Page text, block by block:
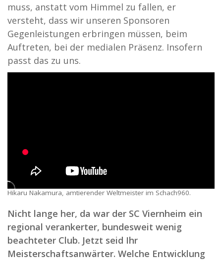
muss, anstatt vom Himmel zu fallen, er
versteht, dass wir unseren Sponsoren
Gegenleistungen erbringen müssen, beim
Auftreten, bei der medialen Präsenz. Insofern
passt das zu uns.
Hikaru Nakamura, amtierender Weltmeister im Schach960.
Nicht lange her, da war der SC Viernheim ein
regional verankerter, bundesweit wenig
beachteter Club. Jetzt seid Ihr
Meisterschaftsanwärter. Welche Entwicklung